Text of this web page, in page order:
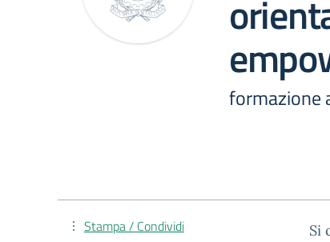
formazione
Si
Stampa / Condividi